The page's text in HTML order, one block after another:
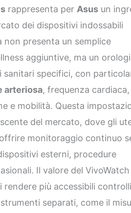
rappresenta perAsus un
dei dispositivi indossabili
non presenta un semplice
aggiuntive, ma un
specifici, con
arteriosa, frequenza cardiaca,
e mobilità. Questa
del mercato, dove gli
monitoraggio continuo
esterni, procedure
Il valore del VivoWatch
più accessibili
separati, come il